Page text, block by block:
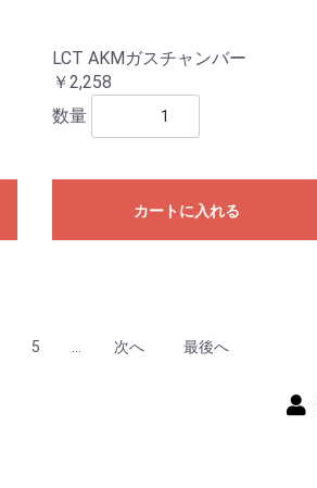
LCT AKMガスチャンバー
￥2,258
数量
カートに入れる
5 次へ 最後へ